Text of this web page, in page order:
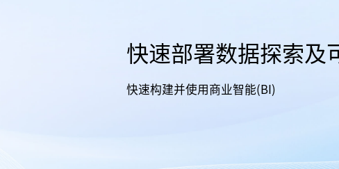
快速部署数据探索及
快速构建并使用商业智能(BI)